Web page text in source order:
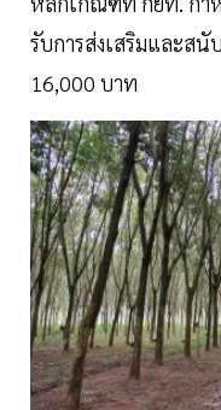
รับการส่งเสริมและส
16,000 บาท